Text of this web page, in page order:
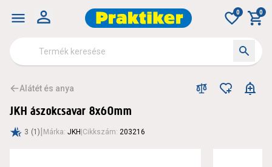
0 0
Alátét és anya
JKH ászokcsavar 8x60mm
3 (1)| Márka: JKH Cikkszám: 203216